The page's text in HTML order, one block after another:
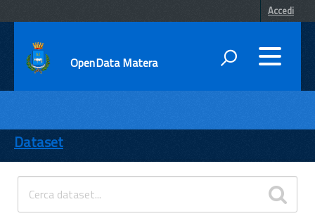
Accedi
OpenData Matera
ENTI
TEMI
INFORMAZIONI
Dataset